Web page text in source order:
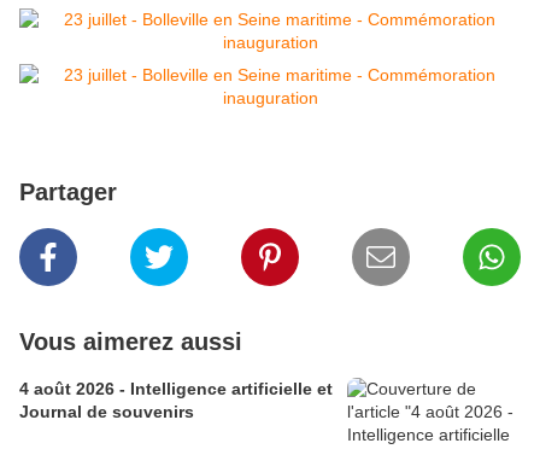
Partager
Vous aimerez aussi
4 août 2026 - Intelligence artificielle et
Journal de souvenirs